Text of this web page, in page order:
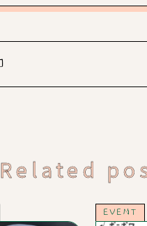
Related
EVENT